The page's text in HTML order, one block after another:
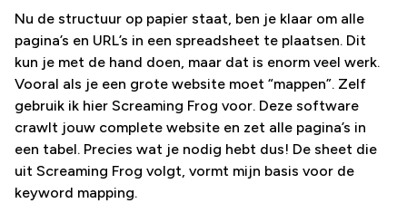
Nu de structuur op papier staat, ben je klaar om alle
pagina’s en URL’s in een spreadsheet te plaatsen. Dit
kun je met de hand doen, maar dat is enorm veel werk.
Vooral als je een grote website moet “mappen”. Zelf
gebruik ik hier Screaming Frog voor. Deze software
crawlt jouw complete website en zet alle pagina’s in
een tabel. Precies wat je nodig hebt dus! De sheet die
uit Screaming Frog volgt, vormt mijn basis voor de
keyword mapping.